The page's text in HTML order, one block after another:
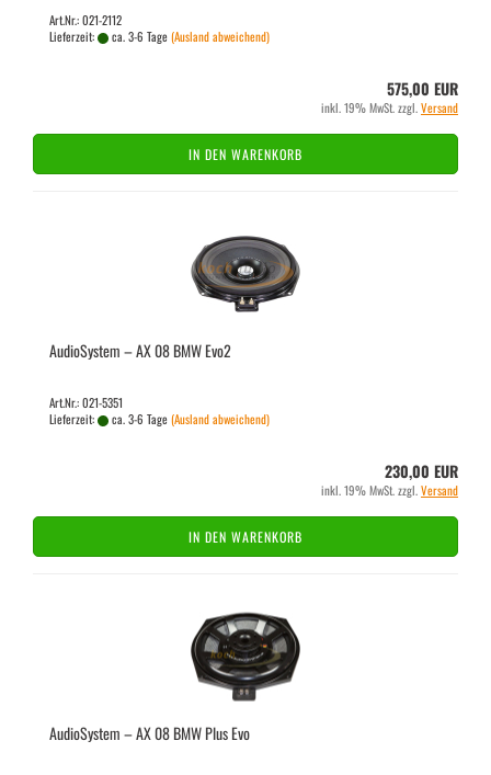
Art.Nr.: 021-2112
Lieferzeit:
ca. 3-6 Tage(Ausland abweichend)
575,00 EUR
inkl. 19% MwSt. zzgl.Versand
IN DEN WARENKORB
Au­dio­Sys­tem – AX 08 BMW Evo2
Art.Nr.: 021-5351
Lieferzeit:
ca. 3-6 Tage(Ausland abweichend)
230,00 EUR
inkl. 19% MwSt. zzgl.Versand
IN DEN WARENKORB
Au­dio­Sys­tem – AX 08 BMW Plus Evo